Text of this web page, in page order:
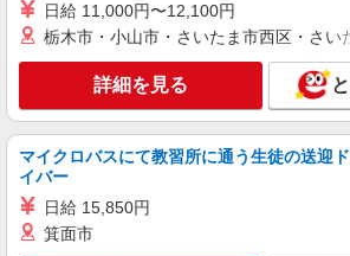
派遣社員
株式会社シエロ
人気機種に詳しくなれる
時給1700円〜 ※残業
（規定あり） ゜+゜・。○。・゜+゜・。○。・゜
+゜ 入社祝い金10万円支給(規定有)
頂くと, インセンティブ支給(規定
い・週払い可能（規程有
東京都豊島区の家電量
キープ
日給 11,000円〜12,100円
栃木市・小山市・さいたま市西区・さ
詳細を見る
マイクロバスにて教習所に通う生徒の送迎
イバー
日給 15,850円
箕面市